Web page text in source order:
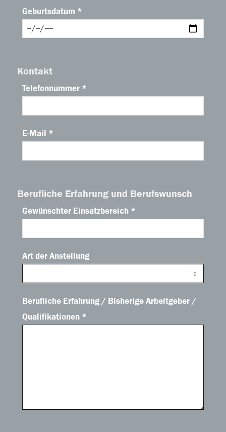
Geburtsdatum *
Kontakt
Telefonnummer *
E-Mail *
Berufliche Erfahrung und Berufswunsch
Gewünschter Einsatzbereich *
Art der Anstellung
Berufliche Erfahrung / Bisherige Arbeitgeber /
Qualifikationen *